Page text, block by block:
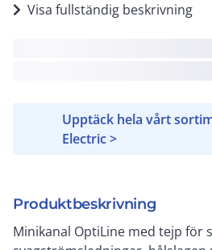
Visa fullständig beskrivning
Upptäck hela vårt
Electric >
Produktbeskrivning
Minikanal OptiLine med tejp för